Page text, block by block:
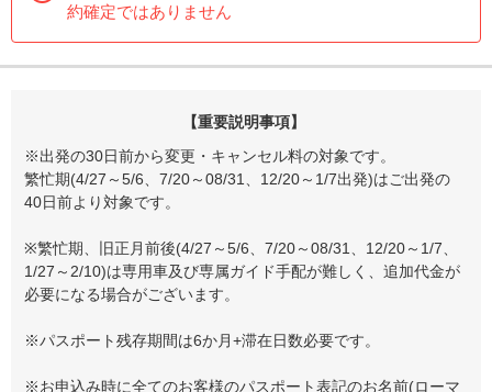
約確定ではありません
【重要説明事項】
※出発の30日前から変更・キャンセル料の対象です。
繁忙期(4/27～5/6、7/20～08/31、12/20～1/7出発)はご出発の
40日前より対象です。
※繁忙期、旧正月前後(4/27～5/6、7/20～08/31、12/20～1/7、
1/27～2/10)は専用車及び専属ガイド手配が難しく、追加代金が
必要になる場合がございます。
※パスポート残存期間は6か月+滞在日数必要です。
※お申込み時に全てのお客様のパスポート表記のお名前(ローマ